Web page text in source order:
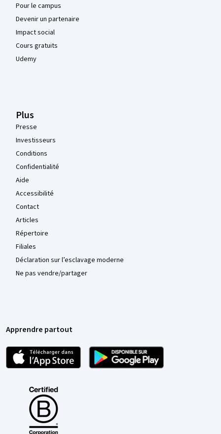
Pour le campus
Devenir un partenaire
Impact social
Cours gratuits
Udemy
Plus
Presse
Investisseurs
Conditions
Confidentialité
Aide
Accessibilité
Contact
Articles
Répertoire
Filiales
Déclaration sur l’esclavage moderne
Ne pas vendre/partager
Apprendre partout